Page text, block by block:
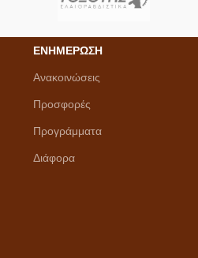
ΕΝΗΜΕΡΩΣΗ
Ανακοινώσεις
Προσφορές
Προγράμματα
Διάφορα